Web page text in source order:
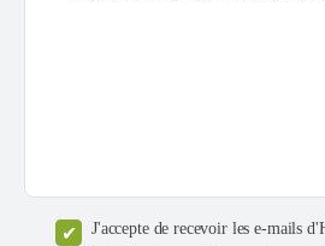
J'accepte de recevoir les e-mails